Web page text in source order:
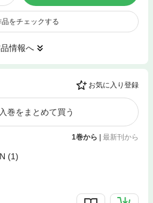
品をチェックする
情報へ
お気に入り登録
巻をまとめて買う
1巻から | 最新刊から
(1)